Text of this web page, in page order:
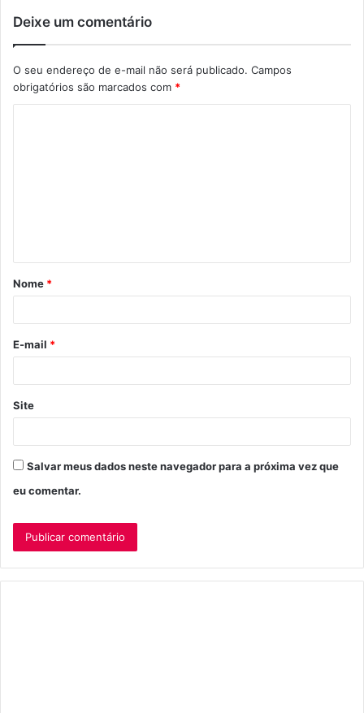
Deixe um comentário
O seu endereço de e-mail não será publicado. Campos
obrigatórios são marcados com *
á
r
*
Nome *
E-mail *
Site
Salvar meus dados neste navegador para a próxima vez que
eu comentar.